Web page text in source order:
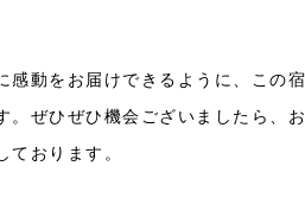
動をお届けできるように、この
ぜひぜひ機会ございましたら、
おります。